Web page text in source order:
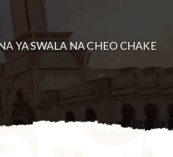
YA SWALA NA CHEO CHAKE